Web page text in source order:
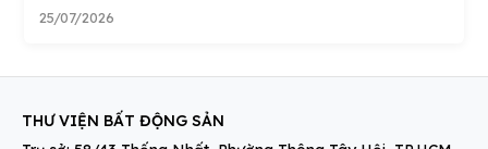
25/07/2026
THƯ VIỆN BẤT ĐỘNG SẢN